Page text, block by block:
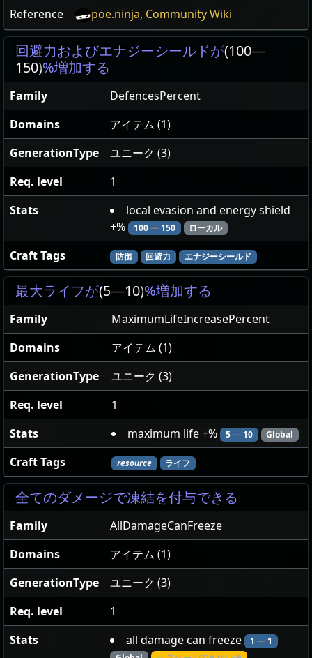
Reference
poe.ninja, Community Wiki
回避力およびエナジーシールドが(100—
150)%増加する
Family
DefencesPercent
Domains
アイテム (1)
GenerationType
ユニーク (3)
Req. level
1
Stats
local evasion and energy shield
+%
100—150 ローカル
Craft Tags 防御 回避力 エナジーシールド
最大ライフが(5—10)%増加する
Family
MaximumLifeIncreasePercent
Domains
アイテム (1)
GenerationType
ユニーク (3)
Req. level
1
Stats
maximum life +% 5—10 Global
Craft Tags resource ライフ
全てのダメージで凍結を付与できる
Family
AllDamageCanFreeze
Domains
アイテム (1)
GenerationType
ユニーク (3)
Req. level
1
Stats
all damage can freeze 1 —1